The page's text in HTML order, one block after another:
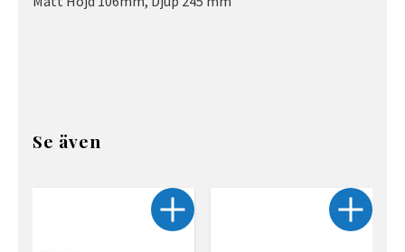
Se även